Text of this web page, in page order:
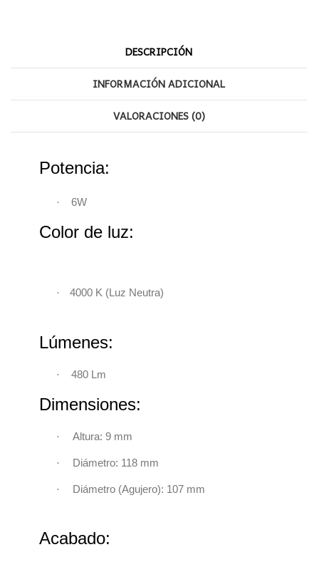
DESCRIPCIÓN
INFORMACIÓN ADICIONAL
VALORACIONES (0)
Potencia:
· 6W
Color de luz:
· 4000 K ( Luz Neutra)
Lúmenes:
· 480 Lm
Dimensiones:
· Altura: 9 mm
· Diámetro: 118 mm
· Diámetro (Agujero): 107 mm
Acabado: